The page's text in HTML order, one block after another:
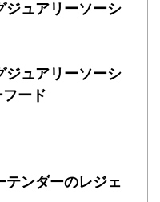
ジュアリーソーシ
ジュアリーソーシ
ード
テンダーのレジェ